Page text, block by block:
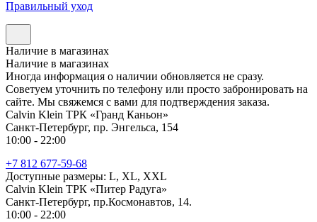
Правильный уход
Наличие в магазинах
Наличие в магазинах
Иногда информация о наличии обновляется не сразу.
Советуем уточнить по телефону или просто забронировать на
сайте. Мы свяжемся с вами для подтверждения заказа.
Calvin Klein ТРК «Гранд Каньон»
Санкт-Петербург, пр. Энгельса, 154
10:00 - 22:00
+7 812 677-59-68
Доступные размеры: L, XL, XXL
Calvin Klein ТРК «Питер Радуга»
Санкт-Петербург, пр.Космонавтов, 14.
10:00 - 22:00